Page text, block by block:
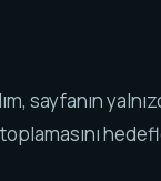
sayfanın